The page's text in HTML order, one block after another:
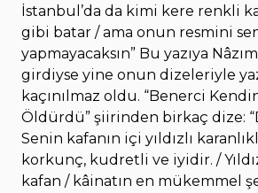
İstanbul’da da kimi kere renkli
gibi batar / ama onun resmini
yapmayacaksın” Bu yazıya
girdiyse yine onun dizeleriyle
kaçınılmaz oldu. “Benerci
Öldürdü” şiirinden birkaç dize:
Senin kafanın içi yıldızlı
korkunç, kudretli ve iyidir. /
kafan / kâinatın en mükemmel